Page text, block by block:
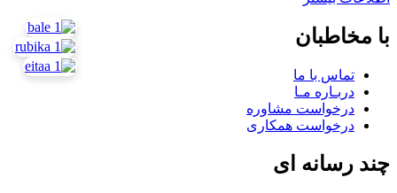
با مخاطبان
تماس با ما
دربـاره مـا
درخواست مشاوره
درخواست همکاری
چند رسانه ای